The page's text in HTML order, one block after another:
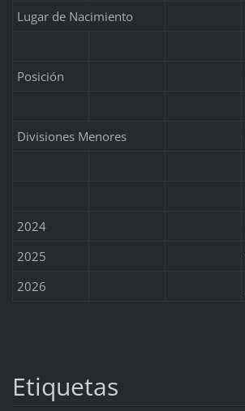
Lugar de Nacimiento
Posición
Divisiones Menores
2024
2025
2026
Etiquetas